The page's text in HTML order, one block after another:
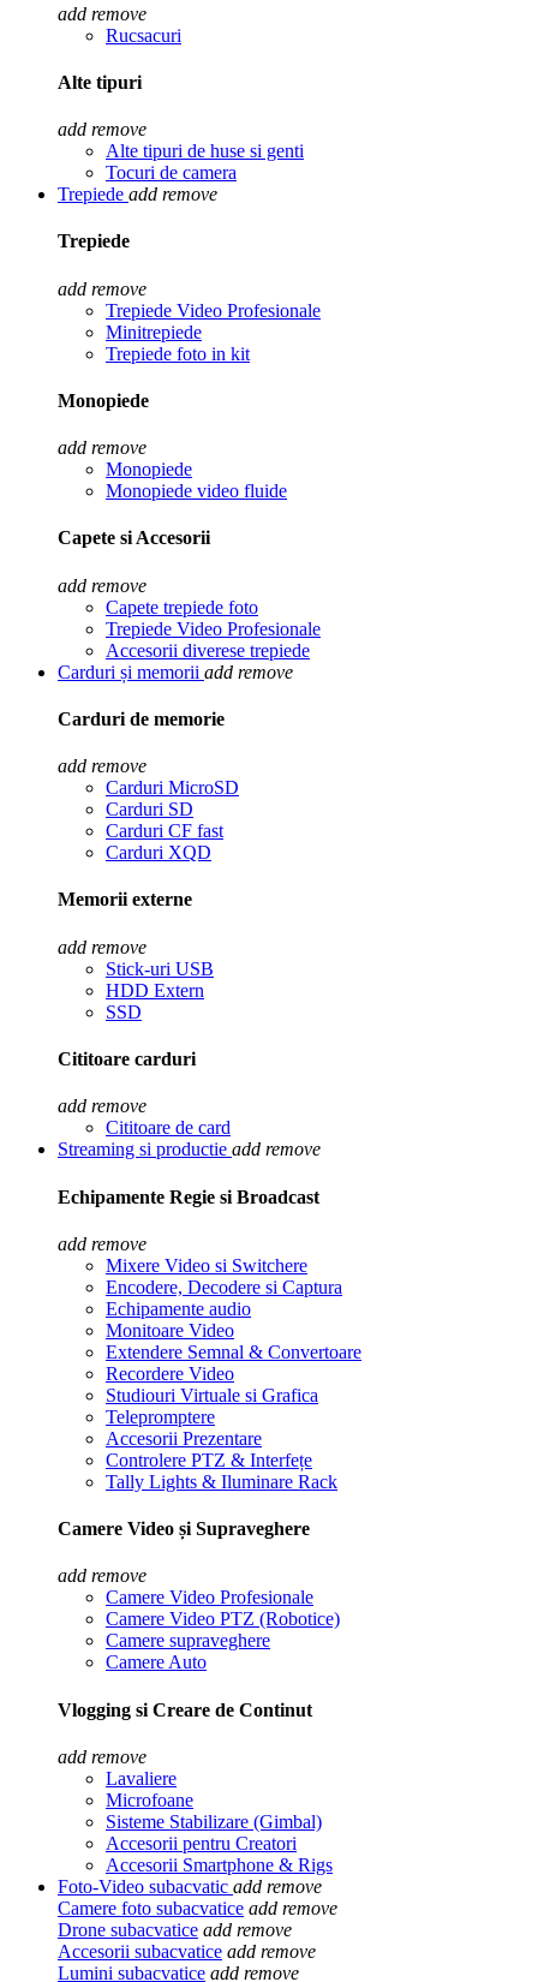
add remove
Rucsacuri
Alte tipuri
add remove
Alte tipuri de huse si genti
Tocuri de camera
Trepiede add remove
Trepiede
add remove
Trepiede Video Profesionale
Minitrepiede
Trepiede foto in kit
Monopiede
add remove
Monopiede
Monopiede video fluide
Capete si Accesorii
add remove
Capete trepiede foto
Trepiede Video Profesionale
Accesorii diverese trepiede
Carduri și memorii add remove
Carduri de memorie
add remove
Carduri MicroSD
Carduri SD
Carduri CF fast
Carduri XQD
Memorii externe
add remove
Stick-uri USB
HDD Extern
SSD
Cititoare carduri
add remove
Cititoare de card
Streaming si productie add remove
Echipamente Regie si Broadcast
add remove
Mixere Video si Switchere
Encodere, Decodere si Captura
Echipamente audio
Monitoare Video
Extendere Semnal & Convertoare
Recordere Video
Studiouri Virtuale si Grafica
Telepromptere
Accesorii Prezentare
Controlere PTZ & Interfețe
Tally Lights & Iluminare Rack
Camere Video și Supraveghere
add remove
Camere Video Profesionale
Camere Video PTZ (Robotice)
Camere supraveghere
Camere Auto
Vlogging si Creare de Continut
add remove
Lavaliere
Microfoane
Sisteme Stabilizare (Gimbal)
Accesorii pentru Creatori
Accesorii Smartphone & Rigs
Foto-Video subacvatic add remove
Camere foto subacvatice add remove
Drone subacvatice add remove
Accesorii subacvatice add remove
Lumini subacvatice add remove